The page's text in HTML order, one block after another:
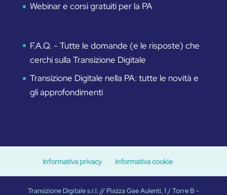
Webinar e corsi gratuiti per la PA
F.A.Q. - Tutte le domande (e le risposte) che
cerchi sulla Transizione Digitale
Transizione Digitale nella PA: tutte le novità e
gli approfondimenti
Informativa privacy Informativa cookie
Transizione Digitale s.r.l. // Piazza Gae Aulenti, 1 / Torre B -